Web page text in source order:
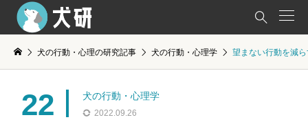

犬の行動・心理の研究記事 犬の行動・心理学 望まない行動を減
22 犬の行動・心理学
2022.09.26